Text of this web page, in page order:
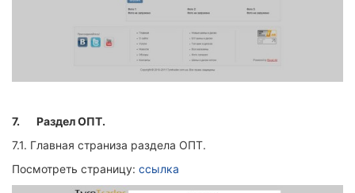
7. Раздел ОПТ.
7.1. Главная страниза раздела ОПТ.
Посмотреть страницу: ссылка